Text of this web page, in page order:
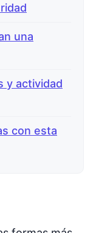
una
y actividad
con esta